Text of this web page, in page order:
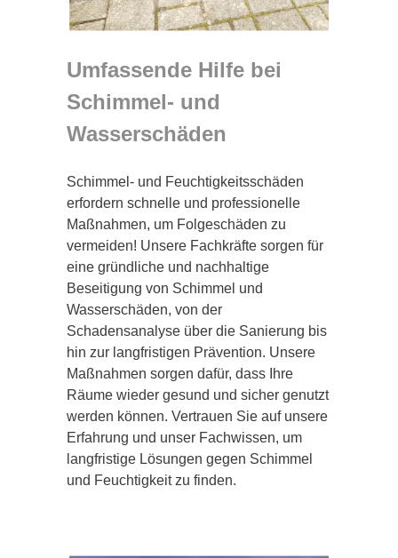
Umfassende Hilfe bei
Schimmel- und
Wasserschäden
Schimmel- und Feuchtigkeitsschäden
erfordern schnelle und professionelle
Maßnahmen, um Folgeschäden zu
vermeiden! Unsere Fachkräfte sorgen für
eine gründliche und nachhaltige
Beseitigung von Schimmel und
Wasserschäden, von der
Schadensanalyse über die Sanierung bis
hin zur langfristigen Prävention. Unsere
Maßnahmen sorgen dafür, dass Ihre
Räume wieder gesund und sicher genutzt
werden können. Vertrauen Sie auf unsere
Erfahrung und unser Fachwissen, um
langfristige Lösungen gegen Schimmel
und Feuchtigkeit zu finden.